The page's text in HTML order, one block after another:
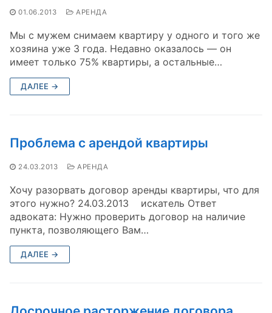
01.06.2013 АРЕНДА
Мы с мужем снимаем квартиру у одного и того же
хозяина уже 3 года. Недавно оказалось — он
имеет только 75% квартиры, а остальные…
ДАЛЕЕ →
Проблема с арендой квартиры
24.03.2013 АРЕНДА
Хочу разорвать договор аренды квартиры, что для
этого нужно? 24.03.2013 искатель Ответ
адвоката: Нужно проверить договор на наличие
пункта, позволяющего Вам…
ДАЛЕЕ →